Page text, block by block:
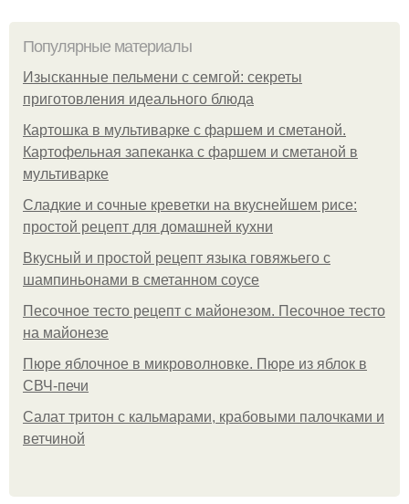
Популярные материалы
Изысканные пельмени с семгой: секреты
приготовления идеального блюда
Картошка в мультиварке с фаршем и сметаной.
Картофельная запеканка с фаршем и сметаной в
мультиварке
Сладкие и сочные креветки на вкуснейшем рисе:
простой рецепт для домашней кухни
Вкусный и простой рецепт языка говяжьего с
шампиньонами в сметанном соусе
Песочное тесто рецепт с майонезом. Песочное тесто
на майонезе
Пюре яблочное в микроволновке. Пюре из яблок в
СВЧ-печи
Салат тритон с кальмарами, крабовыми палочками и
ветчиной